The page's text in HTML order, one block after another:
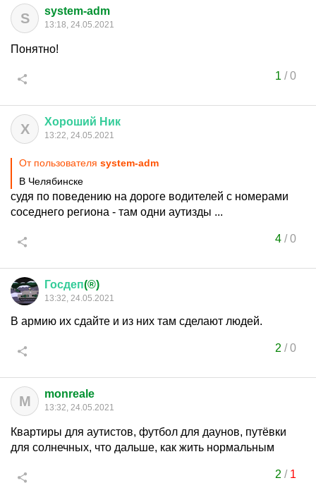
S system-adm
13:18, 24.05.2021
Понятно!
1 /0
Х Хороший Ник
13:22, 24.05.2021
От пользователя system-adm
В Челябинске
судя по поведению на дороге водителей с номерами
соседнего региона - там одни аутизды ...
4/0
Госдеп(®)
13:32, 24.05.2021
В армию их сдайте и из них там сделают людей.
2 /0
M monreale
13:32, 24.05.2021
Квартиры для аутистов, футбол для даунов, путёвки
для солнечных, что дальше, как жить нормальным
2 / 1